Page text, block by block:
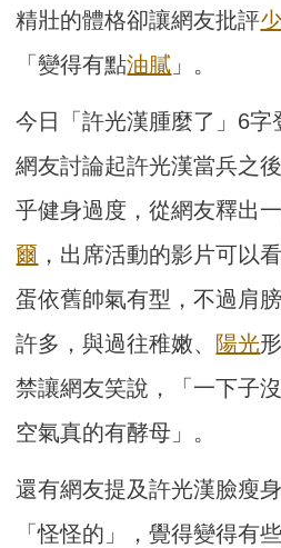
精壯的體格卻讓網友批評
「變得有點油膩 」。
今日「許光漢腫麼了」6字
網友討論起許光漢當兵之
乎健身過度，從網友釋出
爾 ，出席活動的影片可以
蛋依舊帥氣有型，不過肩
許多，與過往稚嫩、 陽光
禁讓網友笑說，「一下子
空氣真的有酵母」。
還有網友提及許光漢臉瘦
「怪怪的」，覺得變得有